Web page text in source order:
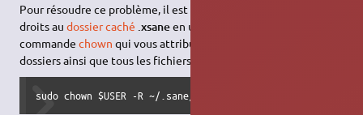
Pour résoudre ce problème, il est nécessaire de redonner les
droits audossier caché .xsaneen utilisant dans un
commandechown qui vous attribuera le dossier, ces sous-
dossiers ainsi que tous les fichiers qu'ils contiennent.
sudo chown $USER -R ~/.sane/xsane/